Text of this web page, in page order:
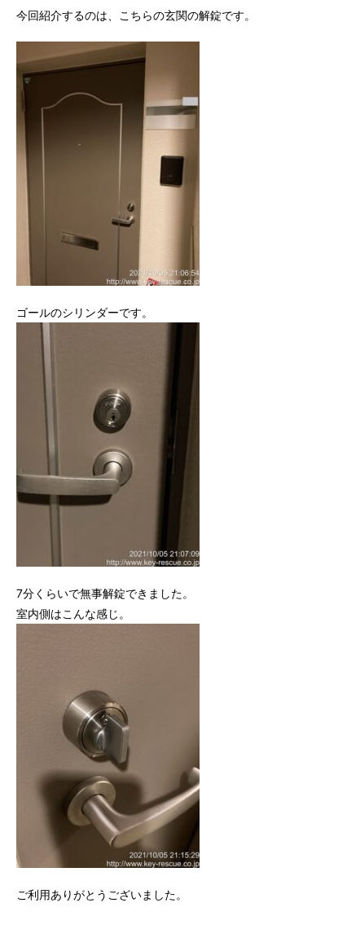
今回紹介するのは、こちらの玄関の解錠です。
ゴールのシリンダーです。
7分くらいで無事解錠できました。
室内側はこんな感じ。
ご利用ありがとうございました。